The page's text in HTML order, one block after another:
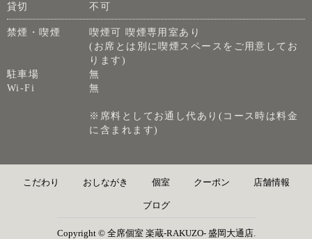
貸切
不可
禁煙・喫煙
喫煙可 喫煙専用室あり
(お席とは別に喫煙スペースをご用意してお
ります)
駐車場
無
Wi-Fi
無
※席料としてお通し代あり(コース時は料金
に含まれます)
こだわり おしながき 個室 クーポン 店舗情報
ブログ
Copyright © 全席個室 楽蔵‐RAKUZO‐ 盛岡大通店.